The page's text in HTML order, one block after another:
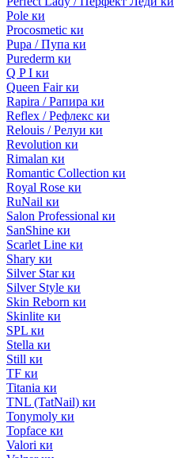
Pole ки
Procosmetic ки
Pupa / Пупа ки
Purederm ки
Q P I ки
Queen Fair ки
Rapira / Рапира ки
Reflex / Рефлекс ки
Relouis / Релуи ки
Revolution ки
Rimalan ки
Romantic Collection ки
Royal Rose ки
RuNail ки
Salon Professional ки
SanShine ки
Scarlet Line ки
Shary ки
Silver Star ки
Silver Style ки
Skin Reborn ки
Skinlite ки
SPL ки
Stella ки
Still ки
TF ки
Titania ки
TNL (TatNail) ки
Tonymoly ки
Topface ки
Valori ки